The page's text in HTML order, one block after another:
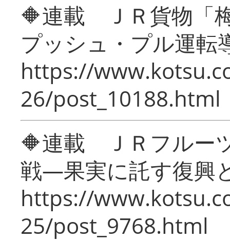
🔶連載 ＪＲ貨物「
プッシュ・プル運転
https://
26/post_10188.html
🔶連載 ＪＲフルー
戦―果実に託す復興
https://
25/post_9768.html